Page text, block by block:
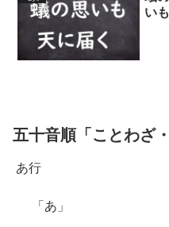
い
五十音順「ことわざ
あ行
「あ」